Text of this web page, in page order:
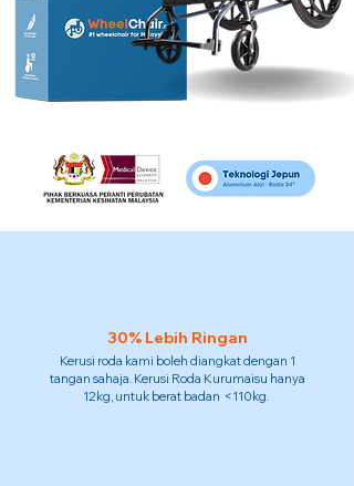
30% Lebih Ringan
Kerusi roda kami boleh diangkat dengan 1
tangan sahaja. Kerusi Roda Kurumaisu hanya
12kg, untuk berat badan <110kg.